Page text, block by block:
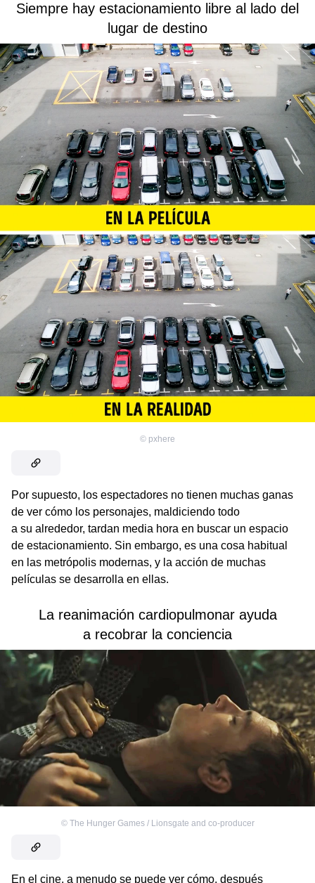
Siempre hay estacionamiento libre al lado del
lugar de destino
© pxhere
Por supuesto, los espectadores no tienen muchas ganas
de ver cómo los personajes, maldiciendo todo
a su alrededor, tardan media hora en buscar un espacio
de estacionamiento. Sin embargo, es una cosa habitual
en las metrópolis modernas, y la acción de muchas
películas se desarrolla en ellas.
La reanimación cardiopulmonar ayuda
a recobrar la conciencia
© The Hunger Games / Lionsgate and co-producer
En el cine, a menudo se puede ver cómo, después